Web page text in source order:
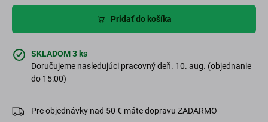
Pridať do košíka
SKLADOM 3 ks
Doručujeme nasledujúci pracovný deň. 10. aug. (objednanie
do 15:00)
Pre objednávky nad 50 € máte dopravu ZADARMO